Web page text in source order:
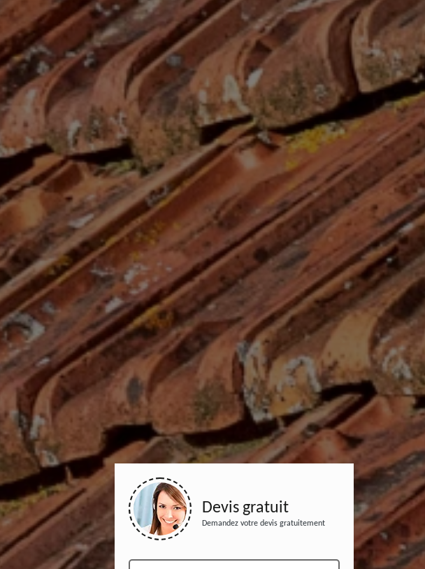
Devis gratuit
Demandez votre devis gratuitement